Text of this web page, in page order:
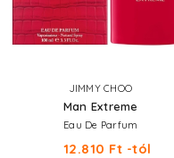
JIMMY CHOO
Man Extreme
Eau De Parfum
12.810 Ft -tól